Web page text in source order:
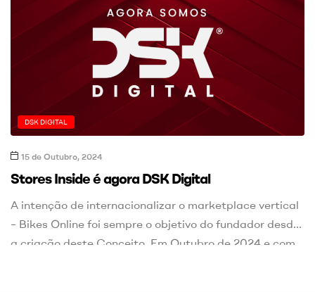
existiam mais de 3.100 lojas de bicicletas no mercado
espanhol, face a cerca de 170 […]
DSK DIGITAL
15 de Outubro, 2024
Stores Inside é agora DSK Digital
A intenção de internacionalizar o marketplace vertical
– Bikes Online foi sempre o objetivo do fundador desde
a criação deste Conceito. Em Outubro de 2024 e com